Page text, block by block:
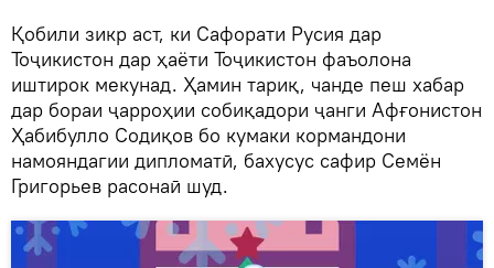
Қобили зикр аст, ки Сафорати Русия дар
Тоҷикистон дар ҳаёти Тоҷикистон фаъолона
иштирок мекунад. Ҳамин тариқ, чанде пеш хабар
дар бораи ҷарроҳии собиқадори ҷанги Афғонистон
Ҳабибулло Содиқов бо кумаки кормандони
намояндагии дипломатӣ, бахусус сафир Семён
Григорьев расонаӣ шуд.